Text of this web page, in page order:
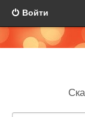
Войти